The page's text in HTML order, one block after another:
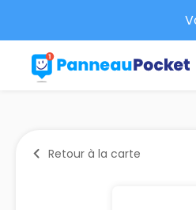
Retour à la carte